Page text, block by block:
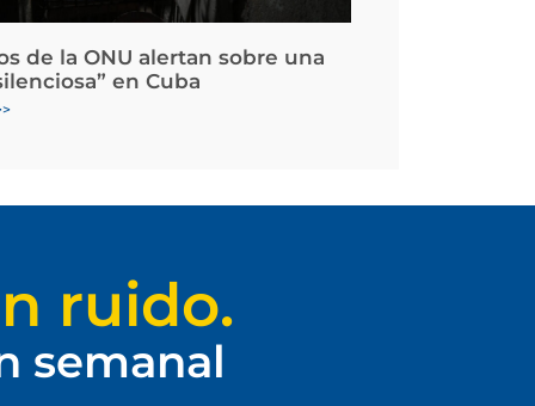
de la ONU alertan sobre una
en Cuba
ruido.
semanal